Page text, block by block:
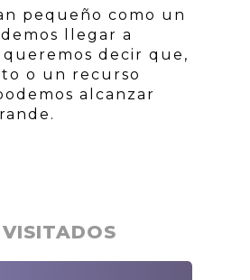
pequeño como un
llegar a
queremos decir que,
o un recurso
alcanzar